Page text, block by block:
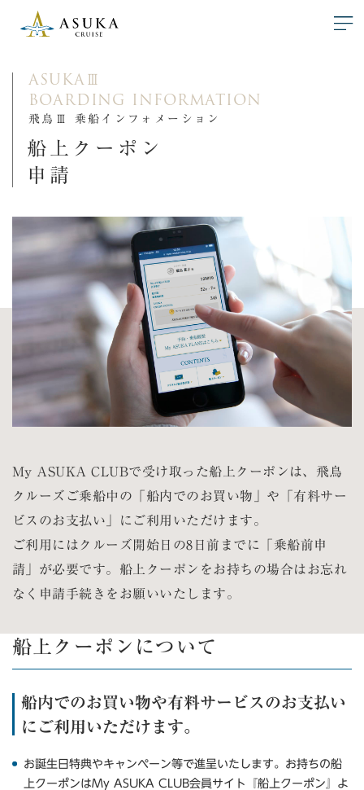
ASUKA Ⅲ
BOARDING INFORMATION
飛鳥Ⅲ 乗船インフォメーション
船上クーポン
申請
My ASUKA CLUBで受け取った船上クーポンは、飛鳥
クルーズご乗船中の「船内でのお買い物」や「有料サー
ビスのお支払い」にご利用いただけます。
ご利用にはクルーズ開始日の8日前までに「乗船前申
請」が必要です。船上クーポンをお持ちの場合はお忘れ
なく申請手続きをお願いいたします。
船上クーポンについて
船内でのお買い物や有料サービスのお支払い
にご利用いただけます。
お誕生日特典やキャンペーン等で進呈いたします。お持ちの船
上クーポンはMy ASUKA CLUB会員サイト『船上クーポン』よ